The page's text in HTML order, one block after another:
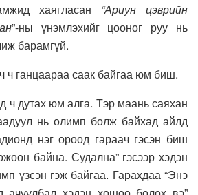
хаягласан “Ариун цэврийн
”-ны үнэмлэхийг цооног руу нь
барамгүй.
ч ганцаараа саак байгаа юм биш.
юм алга. Тэр маань саяхан
нь олимп болж байхад айлд
нэг ороод гараач гэсэн биш
байна. Судална” гэсээр хэдэн
үзсэн гэж байгаа. Гарахдаа “Энэ